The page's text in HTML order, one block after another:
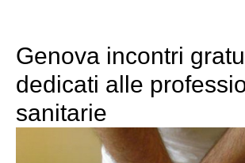
Genova incontri
dedicati alle
sanitarie